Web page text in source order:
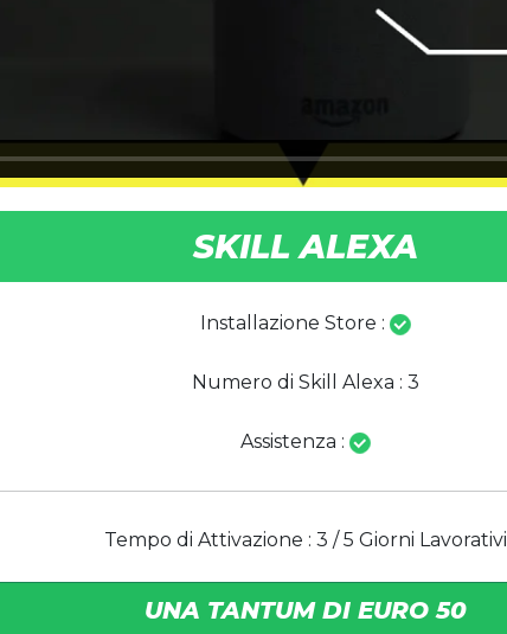
SKILL ALEXA
Installazione Store :
Numero di Skill Alexa : 3
Assistenza :
Tempo di Attivazione : 3 / 5 Giorni Lavorativi
UNA TANTUM DI EURO 50